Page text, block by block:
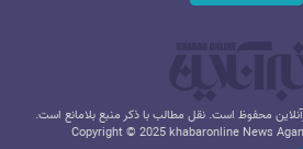
محفوظ است. نقل مطالب با ذکر منبع بلامانع است.
Copyright © 2025 khabaronline News